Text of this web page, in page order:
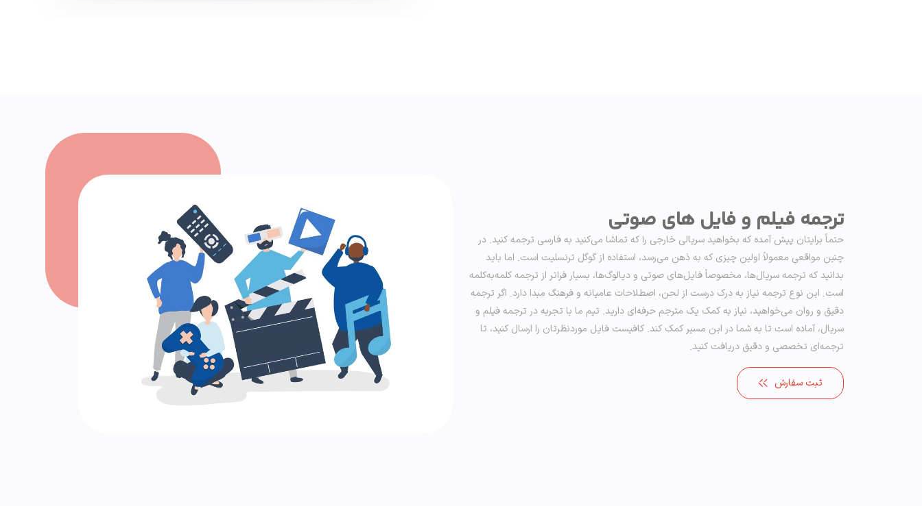
ترجمه فیلم و فایل های صوتی
حتماً برایتان پیش آمده که بخواهید سریالی خارجی را که تماشا می‌کنید به فارسی ترجمه کنید. در
چنین مواقعی معمولاً اولین چیزی که به ذهن می‌رسد، استفاده از گوگل ترنسلیت است. اما باید
بدانید که ترجمه سریال‌ها، مخصوصاً فایل‌های صوتی و دیالوگ‌ها، بسیار فراتر از ترجمه کلمه‌به‌کلمه
است. این نوع ترجمه نیاز به درک درست از لحن، اصطلاحات عامیانه و فرهنگ مبدا دارد. اگر ترجمه
دقیق و روان می‌خواهید، نیاز به کمک یک مترجم حرفه‌ای دارید. تیم ما با تجربه در ترجمه فیلم و
سریال، آماده است تا به شما در این مسیر کمک کند. کافیست فایل موردنظرتان را ارسال کنید، تا
ترجمه‌ای تخصصی و دقیق دریافت کنید.
ثبت سفارش